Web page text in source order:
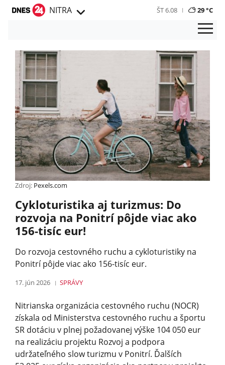
NITRA ŠT 6.08 29 °C
Zdroj: Pexels.com
Cykloturistika aj turizmus: Do
rozvoja na Ponitrí pôjde viac ako
156-tisíc eur!
Do rozvoja cestovného ruchu a cykloturistiky na
Ponitrí pôjde viac ako 156-tisíc eur.
17. jún 2026 SPRÁVY
Nitrianska organizácia cestovného ruchu (NOCR)
získala od Ministerstva cestovného ruchu a športu
SR dotáciu v plnej požadovanej výške 104 050 eur
na realizáciu projektu Rozvoj a podpora
udržateľného slow turizmu v Ponitrí. Ďalších